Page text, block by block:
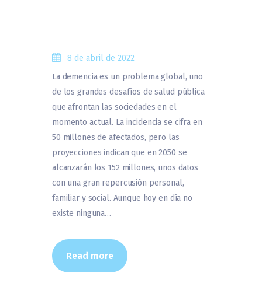
8 de abril de 2022
La demencia es un problema global, uno
de los grandes desafíos de salud pública
que afrontan las sociedades en el
momento actual. La incidencia se cifra en
50 millones de afectados, pero las
proyecciones indican que en 2050 se
alcanzarán los 152 millones, unos datos
con una gran repercusión personal,
familiar y social. Aunque hoy en día no
existe ninguna…
Read more